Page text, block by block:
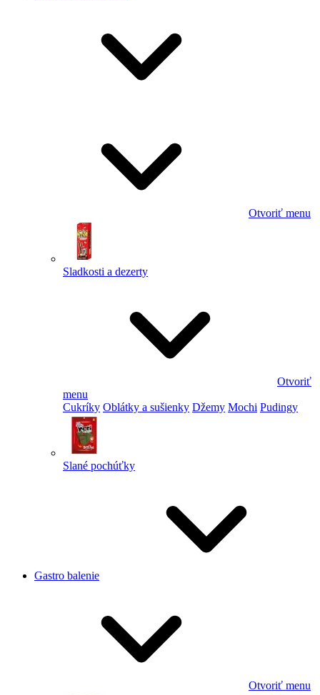
Otvoriť menu
Sladkosti a dezerty
Otvoriť
menu
Cukríky Oblátky a sušienky Džemy Mochi Pudingy
Slané pochúťky
Gastro balenie
Otvoriť menu